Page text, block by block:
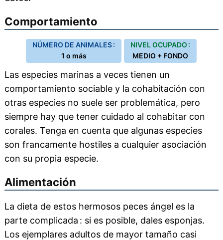
Comportamiento
NÚMERO DE ANIMALES :
1 o más
NIVEL OCUPADO :
MEDIO + FONDO
Las especies marinas a veces tienen un
comportamiento sociable y la cohabitación con
otras especies no suele ser problemática, pero
siempre hay que tener cuidado al cohabitar con
corales. Tenga en cuenta que algunas especies
son francamente hostiles a cualquier asociación
con su propia especie.
Alimentación
La dieta de estos hermosos peces ángel es la
parte complicada : si es posible, dales esponjas.
Los ejemplares adultos de mayor tamaño casi